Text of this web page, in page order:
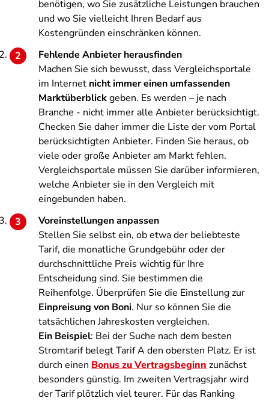
benötigen, wo Sie zusätzliche Leistungen brauchen
und wo Sie vielleicht Ihren Bedarf aus
Kostengründen einschränken können.
Fehlende Anbieter herausfinden
Machen Sie sich bewusst, dass Vergleichsportale
im Internet nicht immer einen umfassenden
Marktüberblickgeben. Es werden – je nach
Branche - nicht immer alle Anbieter berücksichtigt.
Checken Sie daher immer die Liste der vom Portal
berücksichtigten Anbieter. Finden Sie heraus, ob
viele oder große Anbieter am Markt fehlen.
Vergleichsportale müssen Sie darüber informieren,
welche Anbieter sie in den Vergleich mit
eingebunden haben.
Voreinstellungen anpassen
Stellen Sie selbst ein, ob etwa der beliebteste
Tarif, die monatliche Grundgebühr oder der
durchschnittliche Preis wichtig für Ihre
Entscheidung sind. Sie bestimmen die
Reihenfolge. Überprüfen Sie die Einstellung zur
Einpreisung von Boni. Nur so können Sie die
tatsächlichen Jahreskosten vergleichen.
Ein Beispiel: Bei der Suche nach dem besten
Stromtarif belegt Tarif A den obersten Platz. Er ist
durch einen Bonus zu Vertragsbeginn zunächst
besonders günstig. Im zweiten Vertragsjahr wird
der Tarif plötzlich viel teurer. Für das Ranking